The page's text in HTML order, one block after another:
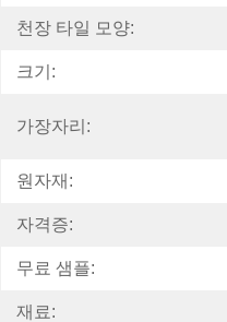
천장 타일 모양:
크기:
가장자리:
원자재:
자격증:
무료 샘플:
재료: